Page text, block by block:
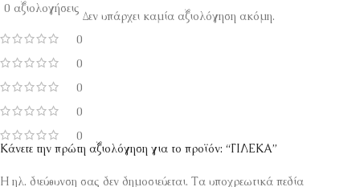
0 αξιολογήσεις
0
0
0
0
0
Δεν υπάρχει καμία αξιολόγηση ακόμη.
Κάνετε την πρώτη αξιολόγηση για το προϊόν: “ΓΙΛΕΚΑ”
Η ηλ. διεύθυνση σας δεν δημοσιεύεται. Τα υποχρεωτικά πεδία